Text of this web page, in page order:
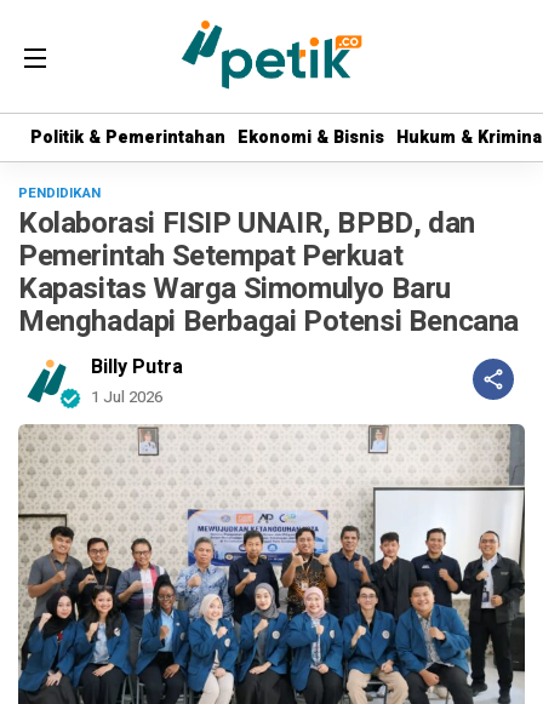
Politik & Pemerintahan Ekonomi & Bisnis Hukum &
Politik & Pemerintahan Ekonomi & Bisnis Hukum &
PENDIDIKAN
Kolaborasi FISIP UNAIR, BPBD, dan
Pemerintah Setempat Perkuat
Kapasitas Warga Simomulyo Baru
Menghadapi Berbagai Potensi Bencana
Billy Putra
1 Jul 2026